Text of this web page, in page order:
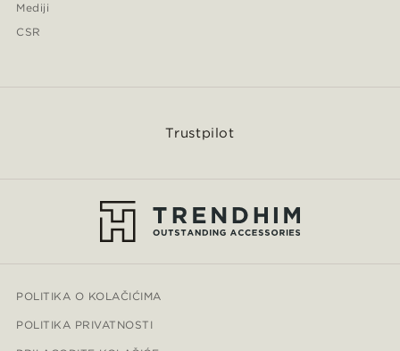
Mediji
CSR
Trustpilot
POLITIKA O KOLAČIĆIMA
POLITIKA PRIVATNOSTI